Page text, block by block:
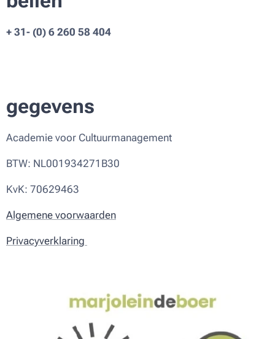
+ 31- (0) 6 260 58 404
gegevens
Academie voor Cultuurmanagement
BTW: NL001934271B30
KvK: 70629463
Algemene voorwaarden
Privacyverklaring